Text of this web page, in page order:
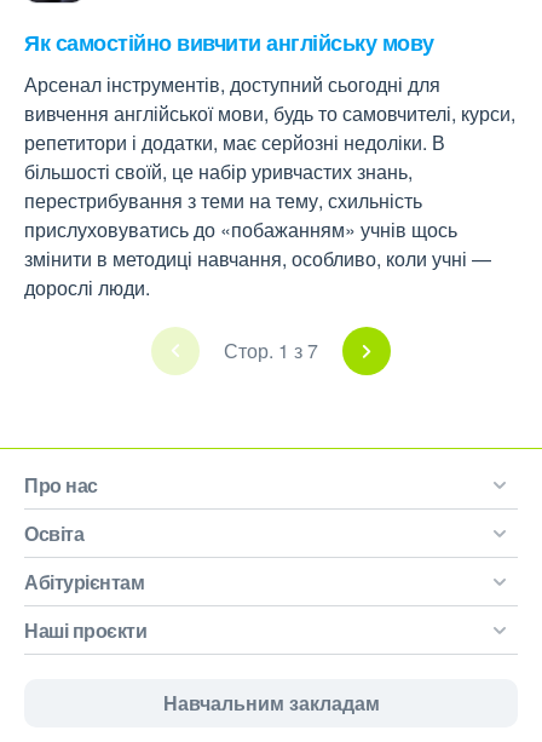
Як самостійно вивчити англійську мову
Арсенал інструментів, доступний сьогодні для
вивчення англійської мови, будь то самовчителі, курси,
репетитори і додатки, має серйозні недоліки. В
більшості своїй, це набір уривчастих знань,
перестрибування з теми на тему, схильність
прислуховуватись до «побажанням» учнів щось
змінити в методиці навчання, особливо, коли учні —
дорослі люди.
Стор. 1 з 7
Про нас
Освіта
Абітурієнтам
Наші проєкти
Навчальним закладам